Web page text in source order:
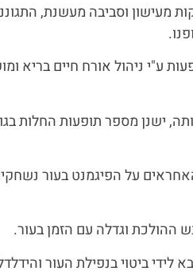
מעישון וסביבה מעשנת,
ע"י ניהול אורח חיים בריא
ישנן מספר תופעות החלות
על הפיגמנט בעור
ההולכת וגדלה עם הזמן בעור.
ביטוי בנפילת העור